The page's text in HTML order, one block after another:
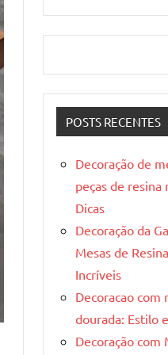
POSTS RECENTES
Decoração de
peças de resina
Dicas
Decoração da
Mesas de
Incríveis
Decoracao com
dourada: Estilo
Decoração com